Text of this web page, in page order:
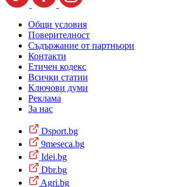
Общи условия
Поверителност
Съдържание от партньори
Контакти
Етичен кодекс
Всички статии
Ключови думи
Реклама
За нас
Dsport.bg
9meseca.bg
Idei.bg
Dbr.bg
Agri.bg